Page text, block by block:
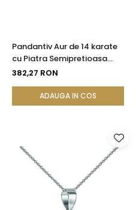
Pandantiv Aur de 14 karate
cu Piatra Semipretioasa
Naturala de Ametist de 8
382,27 RON
ADAUGA IN COS